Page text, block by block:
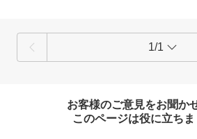
1/1
お客様のご意見をお聞か
このページは役に立ちま